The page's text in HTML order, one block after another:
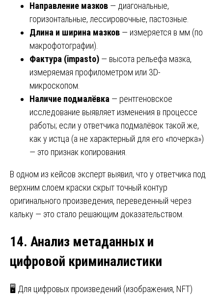
Направление мазков — диагональные,
горизонтальные, лессировочные, пастозные.
Длина и ширина мазков — измеряется в мм (по
макрофотографии).
Фактура (impasto) — высота рельефа мазка,
измеряемая профилометром или 3D-
микроскопом.
Наличие подмалёвка — рентгеновское
исследование выявляет изменения в процессе
работы; если у ответчика подмалёвок такой же,
как у истца (а не характерный для его «почерка»)
— это признак копирования.
В одном из кейсов эксперт выявил, что у ответчика под
верхним слоем краски скрыт точный контур
оригинального произведения, переведенный через
кальку — это стало решающим доказательством.
14. Анализ метаданных и
цифровой криминалистики
🖥️ Для цифровых произведений (изображения, NFT)